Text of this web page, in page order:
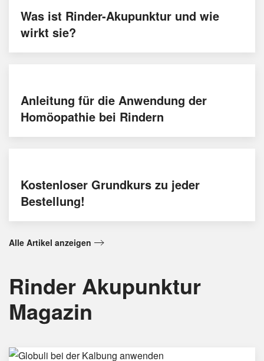
Was ist Rinder-Akupunktur und wie
wirkt sie?
Anleitung für die Anwendung der
Homöopathie bei Rindern
Kostenloser Grundkurs zu jeder
Bestellung!
Alle Artikel anzeigen
Rinder Akupunktur
Magazin